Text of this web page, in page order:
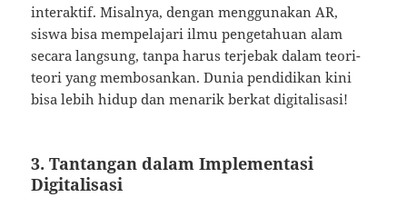
interaktif. Misalnya, dengan menggunakan AR,
siswa bisa mempelajari ilmu pengetahuan alam
secara langsung, tanpa harus terjebak dalam teori-
teori yang membosankan. Dunia pendidikan kini
bisa lebih hidup dan menarik berkat digitalisasi!
3.Tantangan dalam Implementasi
Digitalisasi